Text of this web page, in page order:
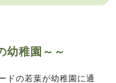
稚園～～
ドの若葉が幼稚園に通